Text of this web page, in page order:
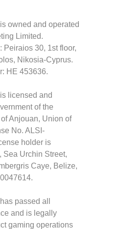
owned and operated
Limited.
Peiraios 30, 1st floor,
Nikosia-Cyprus.
HE 453636.
licensed and
of the
Anjouan, Union of
No. ALSI-
holder is
Sea Urchin Street,
Caye, Belize,
passed all
and is legally
gaming operations